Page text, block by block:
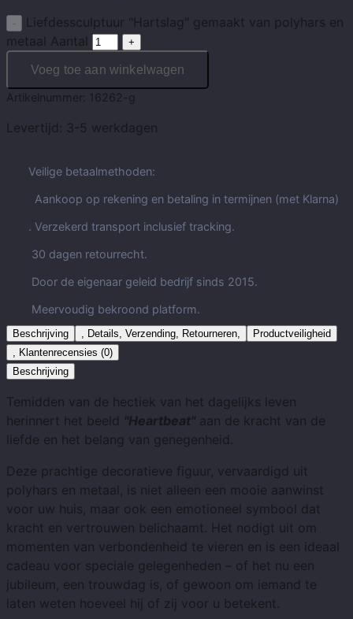
Liefdessculptuur "Hartslag" gemaakt van polyhars en
metaal Aantal
Voeg toe aan winkelwagen
Artikelnummer: 16262-g
Levertijd: 3-5 werkdagen
Veilige betaalmethoden:
Aankoop op rekening en betaling in termijnen (met Klarna)
. Verzekerd transport inclusief tracking.
30 dagen retourrecht.
Door de eigenaar geleid bedrijf sinds 2015.
Meervoudig bekroond platform.
Beschrijving , Details, Verzending, Retourneren,
Productveiligheid
, Klantenrecensies (0)
Beschrijving
Temidden van de hectiek van het dagelijks leven
herinnert het beeld "Heartbeat" aan de kracht van de
liefde en het belang van genegenheid.
Deze prachtige decoratieve figuur, vervaardigd uit
polyhars en metaal, is niet alleen een mooie aanwinst
voor uw huis, maar ook een emotioneel symbool dat
kracht en vertrouwen belichaamt. Het nodigt uit om
momenten van verbondenheid te vieren en is een ideaal
cadeau voor speciale gelegenheden – of het nu een
jubileum, een trouwdag is, of gewoon om iemand te
laten weten hoeveel hij of zij voor u betekent.